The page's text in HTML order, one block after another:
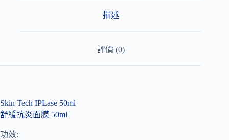
描述
評價 (0)
Skin Tech IPLase 50ml
舒緩抗炎面膜 50ml
功效: